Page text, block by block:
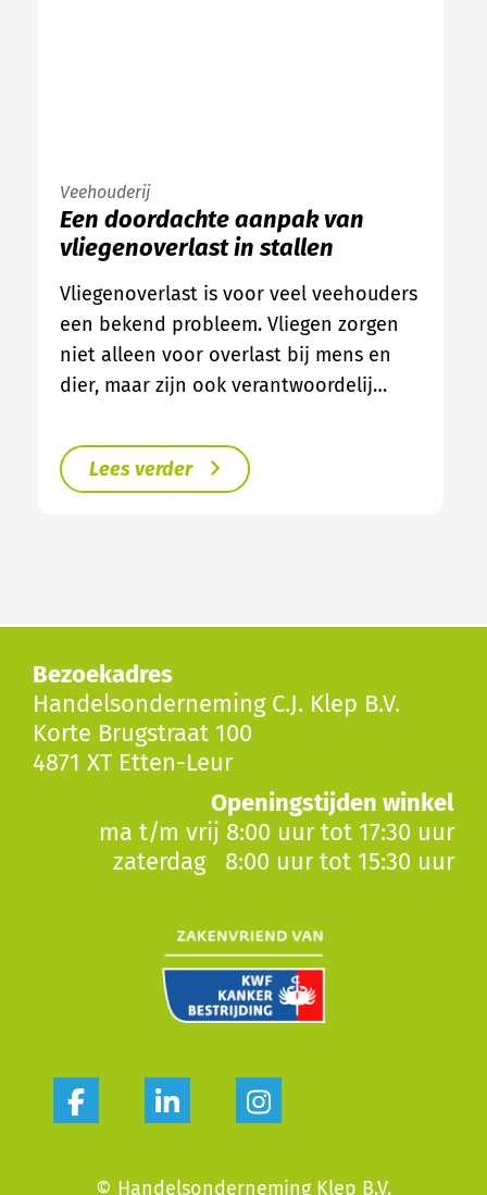
Veehouderij
Een doordachte aanpak van
vliegenoverlast in stallen
Vliegenoverlast is voor veel veehouders
een bekend probleem. Vliegen zorgen
niet alleen voor overlast bij mens en
dier, maar zijn ook verantwoordelij…
Lees verder
Bezoekadres
Handelsonderneming C.J. Klep B.V.
Korte Brugstraat 100
4871 XT Etten-Leur
Openingstijden winkel
ma t/m vrij 8:00 uur tot 17:30 uur
zaterdag 8:00 uur tot 15:30 uur
© Handelsonderneming Klep B.V.